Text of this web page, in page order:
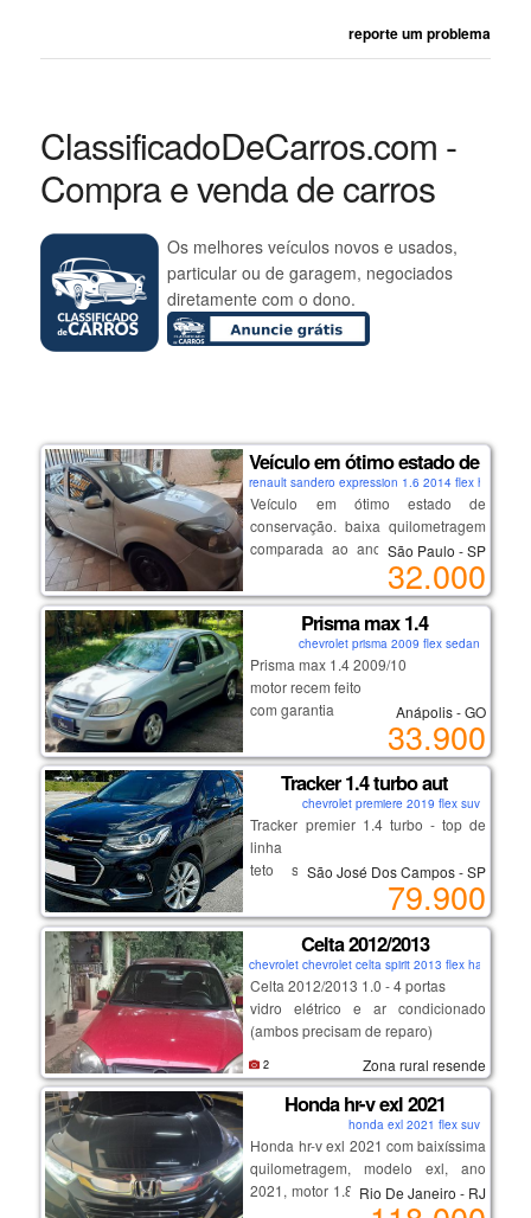
reporte um problema
ClassificadoDeCarros.com -
Compra e venda de carros
Os melhores veículos novos e usados,
particular ou de garagem, negociados
diretamente com o dono.
Veículo em ótimo estado de
renault sandero expression 1.6 2014 flex hatch
Veículo em ótimo estado de
conservação. baixa quilometragem
comparada ao ano de fabricação.
sem dívidas, ipva pago, possui
seguro.
São Paulo - SP
32.000
Prisma max 1.4
chevrolet prisma 2009 flex sedan
Prisma max 1.4 2009/10
motor recem feito
com garantia
financio
Anápolis - GO
33.900
Tracker 1.4 turbo aut
chevrolet premiere 2019 flex suv
Tracker premier 1.4 turbo - top de
linha
teto solar, bancos em couro,
chave presencial, multimídia,
volante multifuncional.
excelente procedência e
conservação. venha conferir!
São José Dos Campos - SP
79.900
Celta 2012/2013
chevrolet chevrolet celta spirit 2013 flex hatch
Celta 2012/2013 1.0 - 4 portas
vidro elétrico e ar condicionado
(ambos precisam de reparo)
flex - gasolina e álcool.
possui documento
o carro não está andando (
problema no motor)
o ipva de 2020 a 2024 ( dívida ativa)
Zona rural resende
2
Honda hr-v exl 2021
honda exl 2021 flex suv
Honda hr-v exl 2021 com baixíssima
quilometragem, modelo exl, ano
2021, motor 1.8 flex sohc i-vtec com
potência de 140 cv, câmbio
Rio De Janeiro - RJ